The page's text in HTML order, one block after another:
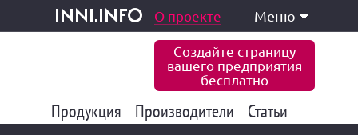
inni.info
и услуги О проекте Меню
Создайте страницу
вашего предприятия
бесплатно
Продукция 177 824
Производители 6 766
Статьи